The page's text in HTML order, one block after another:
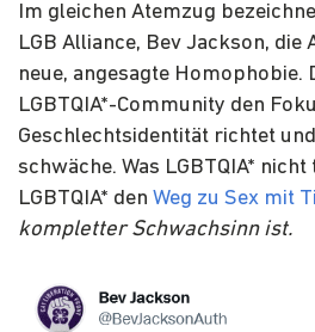
Im gleichen Atemzug
LGB Alliance, Bev Jackson,
neue, angesagte Homophobie.
LGBTQIA*-Community den
Geschlechtsidentität richtet
schwäche. Was LGBTQIA*
LGBTQIA* den Weg zu Sex mit
kompletter Schwachsinn ist.